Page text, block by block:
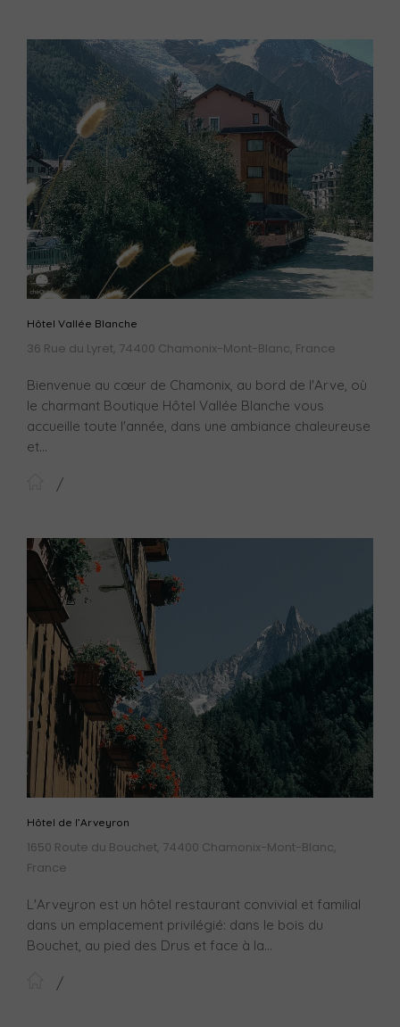
Hôtel Vallée Blanche
36 Rue du Lyret, 74400 Chamonix-Mont-Blanc, France
Bienvenue au cœur de Chamonix, au bord de l'Arve, où
le charmant Boutique Hôtel Vallée Blanche vous
accueille toute l'année, dans une ambiance chaleureuse
et...
Hôtel de l’Arveyron
1650 Route du Bouchet, 74400 Chamonix-Mont-Blanc,
France
L'Arveyron est un hôtel restaurant convivial et familial
dans un emplacement privilégié: dans le bois du
Bouchet, au pied des Drus et face à la...